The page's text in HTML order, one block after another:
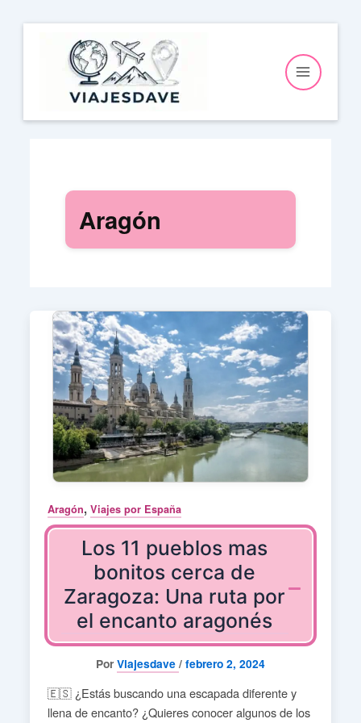
contenido
Aragón
Aragón, Viajes por España
Los 11 pueblos mas
bonitos cerca de
Zaragoza: Una ruta por
el encanto aragonés
Por Viajesdave / febrero 2, 2024
🇪🇸 ¿Estás buscando una escapada diferente y
llena de encanto? ¿Quieres conocer algunos de los